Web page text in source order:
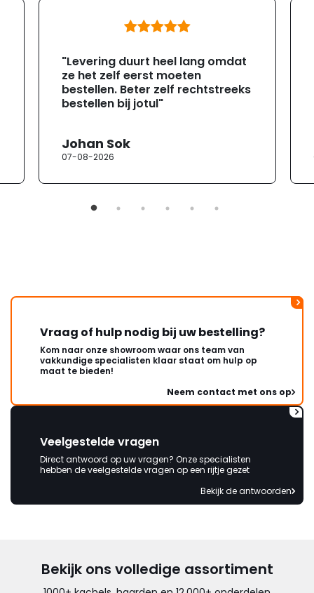
"Levering duurt heel lang omdat
ze het zelf eerst moeten
bestellen. Beter zelf rechtstreeks
bestellen bij jotul"
Johan Sok
07-08-2026
Vraag of hulp nodig bij uw bestelling?
Kom naar onze showroom waar ons team van
vakkundige specialisten klaar staat om hulp op
maat te bieden!
Neem contact met ons op
Veelgestelde vragen
Direct antwoord op uw vragen? Onze specialisten
hebben de veelgestelde vragen op een rijtje gezet
Bekijk de antwoorden
Bekijk ons volledige assortiment